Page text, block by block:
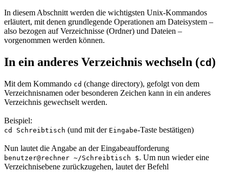
In diesem Abschnitt werden die wichtigsten Unix-Kommandos
erläutert, mit denen grundlegende Operationen am Dateisystem –
also bezogen auf Verzeichnisse (Ordner) und Dateien –
vorgenommen werden können.
In ein anderes Verzeichnis wechseln (cd)
Mit dem Kommando cd (change directory), gefolgt von dem
Verzeichnisnamen oder besonderen Zeichen kann in ein anderes
Verzeichnis gewechselt werden.
Beispiel:
cd Schreibtisch (und mit der Eingabe-Taste bestätigen)
Nun lautet die Angabe an der Eingabeaufforderung
benutzer@rechner ~/Schreibtisch $. Um nun wieder eine
Verzeichnisebene zurückzugehen, lautet der Befehl